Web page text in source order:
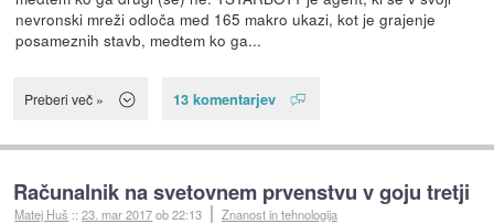
nevronski mreži odloča med 165 makro ukazi, kot je grajenje
posameznih stavb, medtem ko ga...
Preberi več » 13 komentarjev
Računalnik na svetovnem prvenstvu v goju tretji
Matej Huš ::23. mar 2017ob 22:13 Znanost in tehnologija